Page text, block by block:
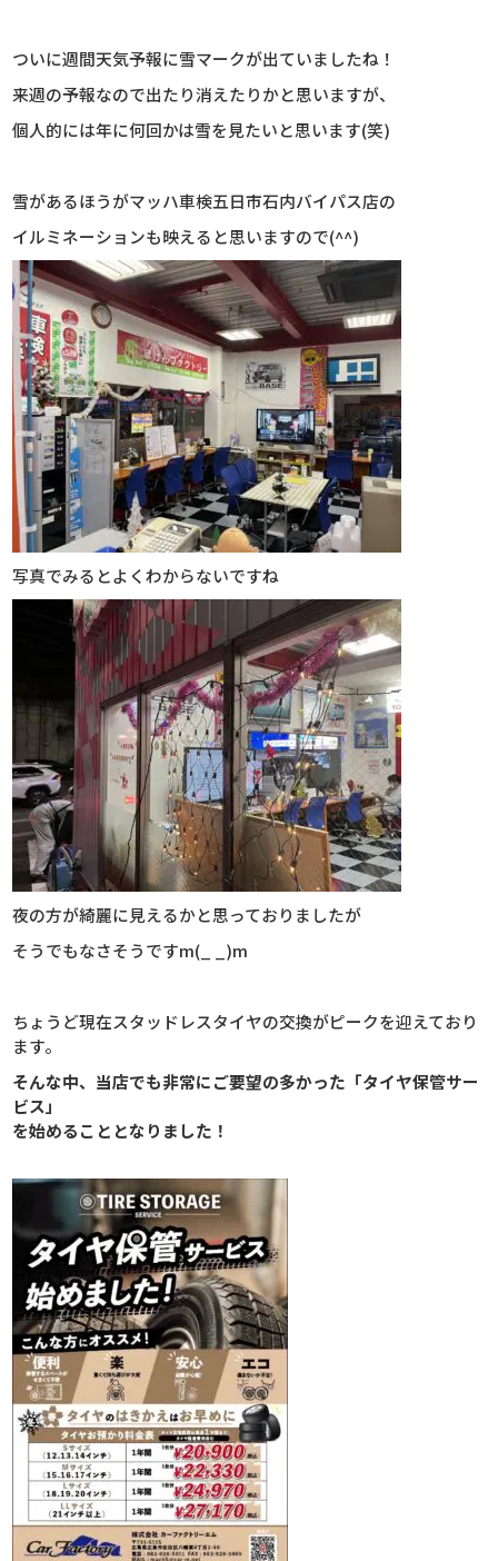
ついに週間天気予報に雪マークが出ていましたね！
来週の予報なので出たり消えたりかと思いますが、
個人的には年に何回かは雪を見たいと思います(笑)
雪があるほうがマッハ車検五日市石内バイパス店の
イルミネーションも映えると思いますので(^^)
写真でみるとよくわからないですね
夜の方が綺麗に見えるかと思っておりましたが
そうでもなさそうですm(_ _)m
ちょうど現在スタッドレスタイヤの交換がピークを迎えており
ます。
そんな中、当店でも非常にご要望の多かった「タイヤ保管サー
ビス」
を始めることとなりました！